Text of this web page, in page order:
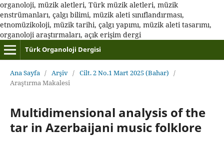
organoloji, müzik aletleri, Türk müzik aletleri, müzik
enstrümanları, çalgı bilimi, müzik aleti sınıflandırması,
etnomüzikoloji, müzik tarihi, çalgı yapımı, müzik aleti tasarımı,
organoloji araştırmaları, açık erişim dergi
Türk Organoloji Dergisi
Ana Sayfa / Arşiv / Cilt. 2 No.1 Mart 2025 (Bahar) /
Araştırma Makalesi
Multidimensional analysis of the
tar in Azerbaijani music folklore